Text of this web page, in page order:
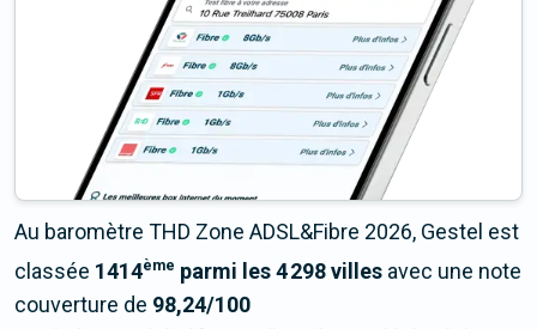
Au baromètre THD Zone ADSL&Fibre 2026, Gestel est
classée 1414ème parmi les 4 298 villes avec une note
couverture de 98,24/100